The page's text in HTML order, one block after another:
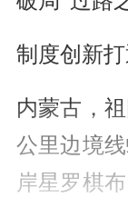
制度创新打
内蒙古，
公里边境
岸星罗棋